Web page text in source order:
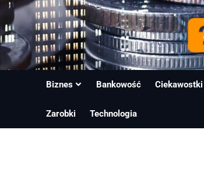
Biznes Bankowość Ciekawostki
Zarobki Technologia